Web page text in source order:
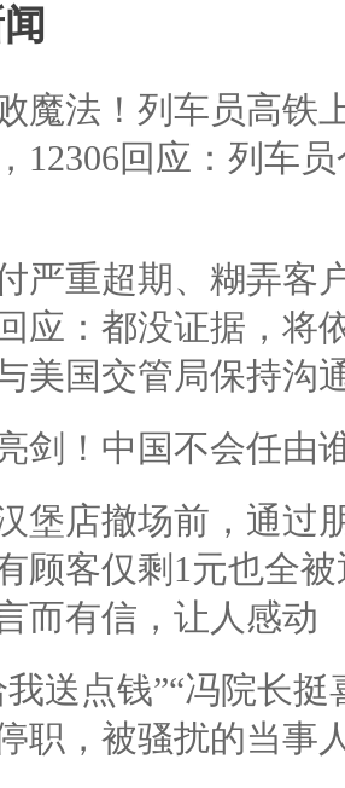
魔法！列车员高铁
12306回应：列车
严重超期、糊弄客
应：都没证据，将
美国交管局保持沟
剑！中国不会任由
堡店撤场前，通过
顾客仅剩1元也全
而有信，让人感动
我送点钱”“冯院长
职，被骚扰的当事